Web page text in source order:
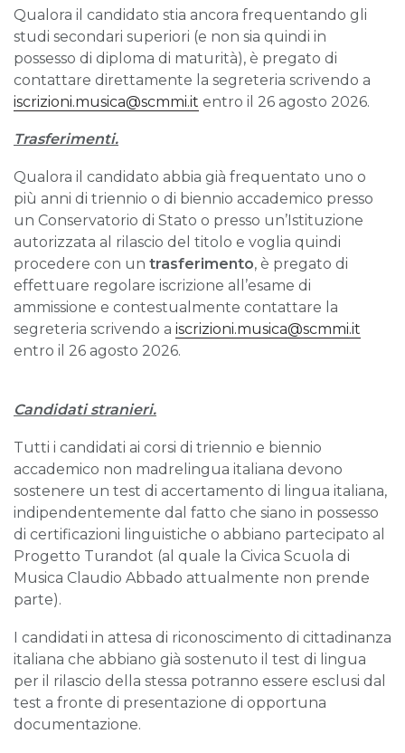
Qualora il candidato stia ancora frequentando gli
studi secondari superiori (e non sia quindi in
possesso di diploma di maturità), è pregato di
contattare direttamente la segreteria scrivendo a
iscrizioni.musica@scmmi.it entro il 26 agosto 2026.
Trasferimenti.
Qualora il candidato abbia già frequentato uno o
più anni di triennio o di biennio accademico presso
un Conservatorio di Stato o presso un’Istituzione
autorizzata al rilascio del titolo e voglia quindi
procedere con un trasferimento, è pregato di
effettuare regolare iscrizione all’esame di
ammissione e contestualmente contattare la
segreteria scrivendo a iscrizioni.musica@scmmi.it
entro il 26 agosto 2026.
Candidati stranieri.
Tutti i candidati ai corsi di triennio e biennio
accademico non madrelingua italiana devono
sostenere un test di accertamento di lingua italiana,
indipendentemente dal fatto che siano in possesso
di certificazioni linguistiche o abbiano partecipato al
Progetto Turandot (al quale la Civica Scuola di
Musica Claudio Abbado attualmente non prende
parte).
I candidati in attesa di riconoscimento di cittadinanza
italiana che abbiano già sostenuto il test di lingua
per il rilascio della stessa potranno essere esclusi dal
test a fronte di presentazione di opportuna
documentazione.